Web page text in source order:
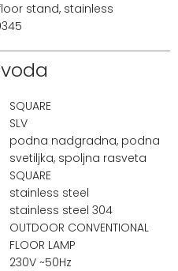
floor stand, stainless
SQUARE
SLV
podna nadgradna, podna
svetiljka, spoljna rasveta
SQUARE
stainless steel
stainless steel 304
OUTDOOR CONVENTIONAL
FLOOR LAMP
230V ~50Hz